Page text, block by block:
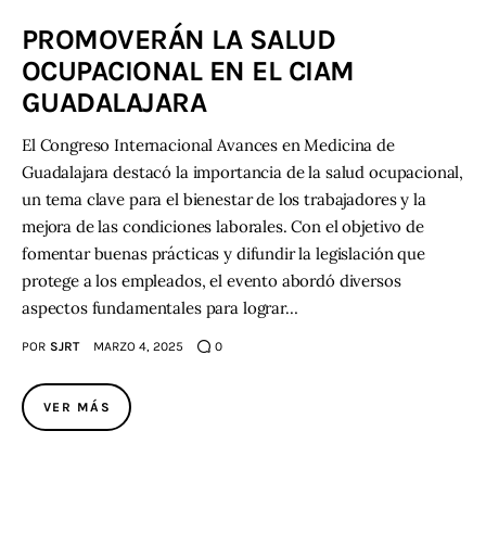
Contacto
PROMOVERÁN LA SALUD
OCUPACIONAL EN EL CIAM
GUADALAJARA
El Congreso Internacional Avances en Medicina de
Guadalajara destacó la importancia de la salud ocupacional,
un tema clave para el bienestar de los trabajadores y la
mejora de las condiciones laborales. Con el objetivo de
fomentar buenas prácticas y difundir la legislación que
protege a los empleados, el evento abordó diversos
aspectos fundamentales para lograr…
POR SJRT MARZO 4, 2025 0
VER MÁS